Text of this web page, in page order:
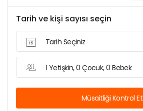
Tarih ve kişi sayısı seçin
Tarih Seçiniz
1 Yetişkin, 0 Çocuk, 0 Bebek
Müsaitliği Kontrol Et